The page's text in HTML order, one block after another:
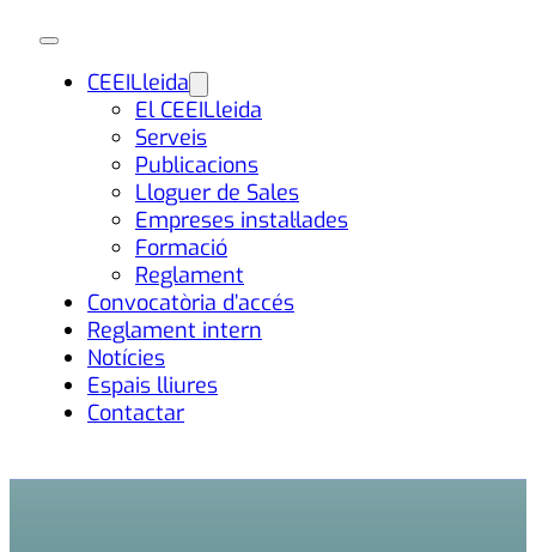
CEEILleida
El CEEILleida
Serveis
Publicacions
Lloguer de Sales
Empreses instal·lades
Formació
Reglament
Convocatòria d’accés
Reglament intern
Notícies
Espais lliures
Contactar